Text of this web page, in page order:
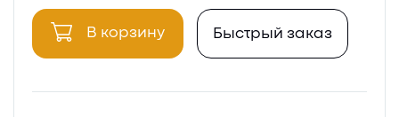
В корзину Быстрый заказ